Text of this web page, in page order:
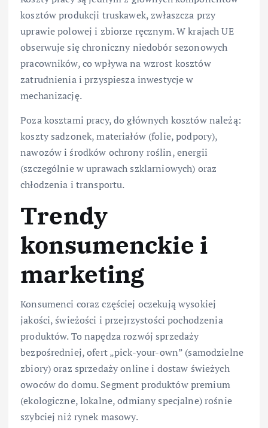
kosztów produkcji truskawek, zwłaszcza przy
uprawie polowej i zbiorze ręcznym. W krajach UE
obserwuje się chroniczny niedobór sezonowych
pracowników, co wpływa na wzrost kosztów
zatrudnienia i przyspiesza inwestycje w
mechanizację.
Poza kosztami pracy, do głównych kosztów należą:
koszty sadzonek, materiałów (folie, podpory),
nawozów i środków ochrony roślin, energii
(szczególnie w uprawach szklarniowych) oraz
chłodzenia i transportu.
Trendy
konsumenckie i
marketing
Konsumenci coraz częściej oczekują wysokiej
jakości, świeżości i przejrzystości pochodzenia
produktów. To napędza rozwój sprzedaży
bezpośredniej, ofert „pick-your-own” (samodzielne
zbiory) oraz sprzedaży online i dostaw świeżych
owoców do domu. Segment produktów premium
(ekologiczne, lokalne, odmiany specjalne) rośnie
szybciej niż rynek masowy.